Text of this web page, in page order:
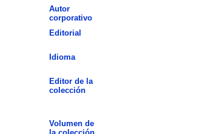
Autor
corporativo
Editorial
Idioma
Editor de la
colección
Volumen de